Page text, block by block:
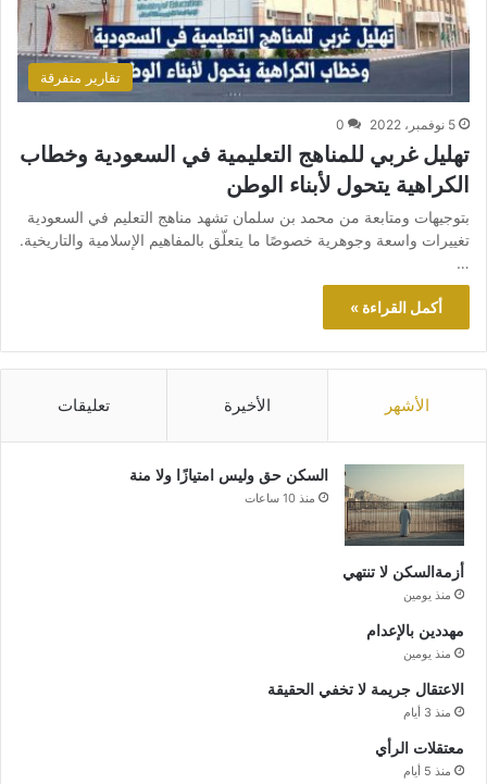
تقارير متفرقة
5 نوفمبر، 2022 0
تهليل غربي للمناهج التعليمية في السعودية وخطاب
الكراهية يتحول لأبناء الوطن
بتوجيهات ومتابعة من محمد بن سلمان تشهد مناهج التعليم في السعودية
تغييرات واسعة وجوهرية خصوصًا ما يتعلّق بالمفاهيم الإسلامية والتاريخية.
…
أكمل القراءة »
الأشهر الأخيرة تعليقات
السكن حق وليس امتيازًا ولا منة
منذ 10 ساعات
أزمةالسكن لا تنتهي
منذ يومين
مهددين بالإعدام
منذ يومين
الاعتقال جريمة لا تخفي الحقيقة
منذ 3 أيام
معتقلات الرأي
منذ 5 أيام